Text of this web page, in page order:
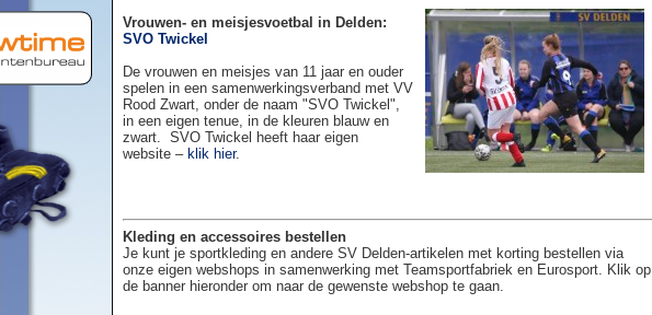
Vrouwen- en meisjesvoetbal in Delden:
SVO Twickel
De vrouwen en meisjes van 11 jaar en ouder
spelen in een samenwerkingsverband met VV
Rood Zwart, onder de naam "SVO Twickel",
in een eigen tenue, in de kleuren blauw en
zwart. SVO Twickel heeft haar eigen
website – klik hier.
Kleding en accessoires bestellen
Je kunt je sportkleding en andere SV Delden-artikelen met korting bestellen via
onze eigen webshops in samenwerking met Teamsportfabriek en Eurosport. Klik op
de banner hieronder om naar de gewenste webshop te gaan.